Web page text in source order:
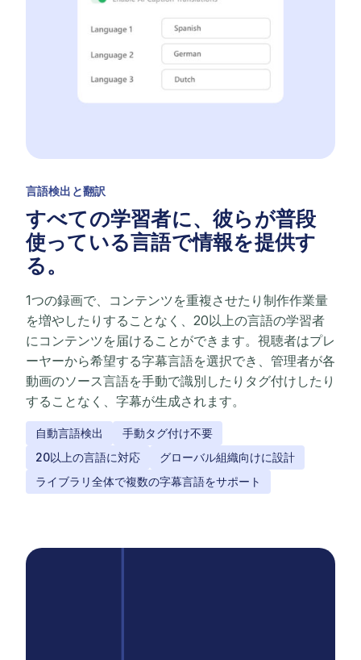
言語検出と翻訳
すべての学習者に、彼らが普段
使っている言語で情報を提供す
る。
1つの録画で、コンテンツを重複させたり制作作業量
を増やしたりすることなく、20以上の言語の学習者
にコンテンツを届けることができます。視聴者はプレ
ーヤーから希望する字幕言語を選択でき、管理者が各
動画のソース言語を手動で識別したりタグ付けしたり
することなく、字幕が生成されます。
自動言語検出
手動タグ付け不要
20以上の言語に対応
グローバル組織向けに設計
ライブラリ全体で複数の字幕言語をサポート